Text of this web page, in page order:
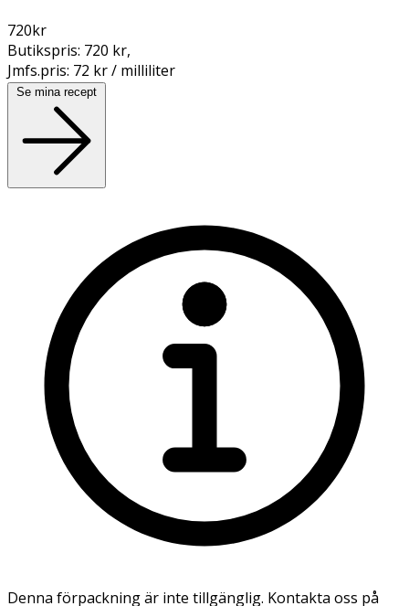
720kr
Butikspris: 720 kr,
Jmfs.pris: 72 kr / milliliter
Se mina recept
Denna förpackning är inte tillgänglig. Kontakta oss på